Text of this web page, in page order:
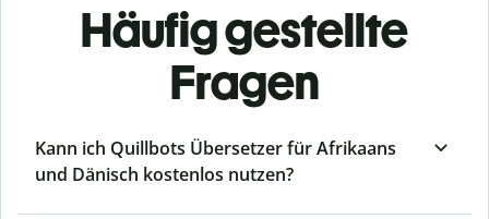
Häufig gestellte
Fragen
Kann ich Quillbots Übersetzer für Afrikaans
und Dänisch kostenlos nutzen?